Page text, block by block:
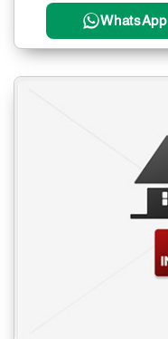
WhatsApp